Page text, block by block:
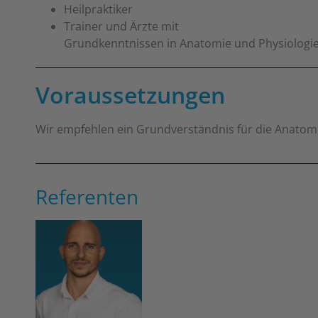
Heilpraktiker
Trainer und Ärzte mit
Grundkenntnissen in Anatomie und Physiologie
Voraussetzungen
Wir empfehlen ein Grundverständnis für die
Referenten